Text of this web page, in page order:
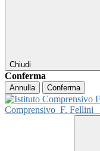
Chiudi
Conferma
Annulla Conferma
Comprensivo F. Fellini